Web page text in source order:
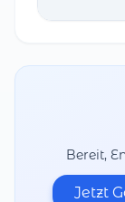
Bereit,
Jetzt